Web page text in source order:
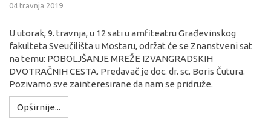
04 travnja 2019
U utorak, 9. travnja, u 12 sati u amfiteatru Građevinskog
fakulteta Sveučilišta u Mostaru, održat će se Znanstveni sat
na temu: POBOLJŠANJE MREŽE IZVANGRADSKIH
DVOTRAČNIH CESTA. Predavač je doc. dr. sc. Boris Čutura.
Pozivamo sve zainteresirane da nam se pridruže.
Opširnije...